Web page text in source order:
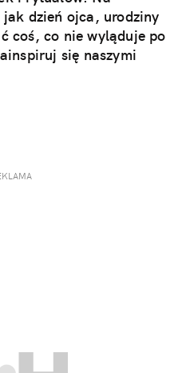
dzień ojca, urodziny
coś, co nie wyląduje po
się naszymi